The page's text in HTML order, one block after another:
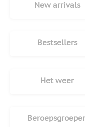
New arrivals
Bestsellers
Het weer